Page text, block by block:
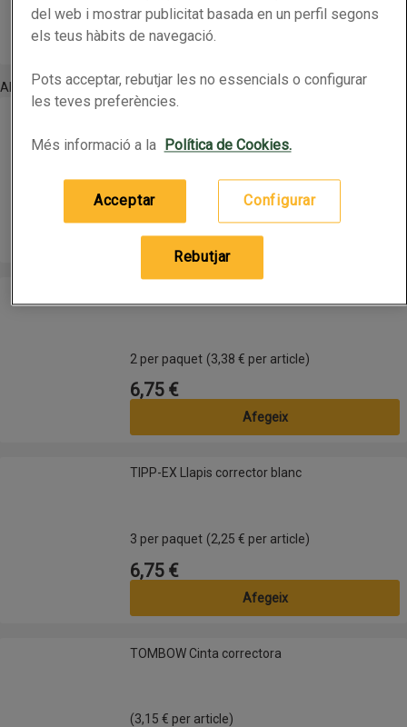
Preu
2,49 €
Altres
TIPP-EX Cinta correctora Micro Tape Twist
3 per paquet (1,83 € per article)
Preu
5,49 €
Afegeix
2 per paquet (3,38 € per article)
Preu
6,75 €
Afegeix
TIPP-EX Llapis corrector blancTIPP-EX Llapis corrector blanc
3 per paquet (2,25 € per article)
Preu
6,75 €
Afegeix
TOMBOW Cinta correctoraTOMBOW Cinta correctora
(3,15 € per article)
del web i mostrar publicitat basada en un perfil segons
els teus hàbits de navegació.
Pots acceptar, rebutjar les no essencials o configurar
les teves preferències.
Més informació a la Política de Cookies.
Configurar
Rebutjar
Acceptar